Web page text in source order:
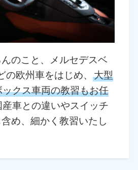
のこと、メルセデスベ
の欧州車をはじめ、大型
クス車両の教習もお任
産車との違いやスイッチ
め、細かく教習いたし